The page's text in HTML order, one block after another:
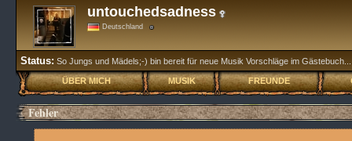
untouchedsadness
Deutschland
Status: So Jungs und Mädels;-) bin bereit für neue Musik Vorschläge im
ÜBER MICH MUSIK FREUNDE
Fehler